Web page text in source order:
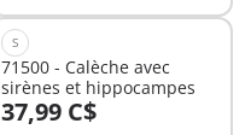
S
71500 - Calèche avec
sirènes et hippocampes
37,99 C$
Au panier